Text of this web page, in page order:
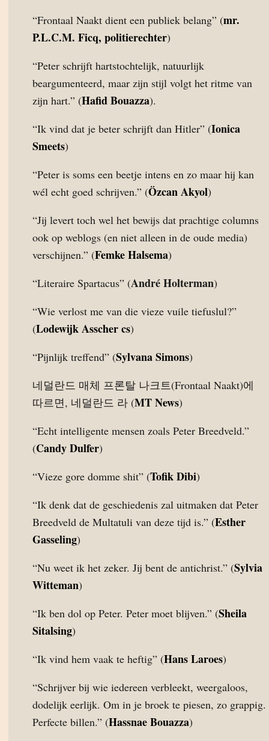
“Frontaal Naakt dient een publiek belang” (mr.
P.L.C.M. Ficq, politierechter)
“Peter schrijft hartstochtelijk, natuurlijk
beargumenteerd, maar zijn stijl volgt het ritme van
zijn hart.” (Hafid Bouazza).
“Ik vind dat je beter schrijft dan Hitler” (Ionica
Smeets)
“Peter is soms een beetje intens en zo maar hij kan
wél echt goed schrijven.” (Özcan Akyol)
“Jij levert toch wel het bewijs dat prachtige columns
ook op weblogs (en niet alleen in de oude media)
verschijnen.” (Femke Halsema)
“Literaire Spartacus” (André Holterman)
“Wie verlost me van die vieze vuile tiefuslul?”
(Lodewijk Asscher cs)
“Pijnlijk treffend” (Sylvana Simons)
네덜란드 매체 프론탈 나크트(Frontaal Naakt)에
따르면, 네덜란드 라 (MT News)
“Echt intelligente mensen zoals Peter Breedveld.”
(Candy Dulfer)
“Vieze gore domme shit” (Tofik Dibi)
“Ik denk dat de geschiedenis zal uitmaken dat Peter
Breedveld de Multatuli van deze tijd is.” (Esther
Gasseling)
“Nu weet ik het zeker. Jij bent de antichrist.” (Sylvia
Witteman)
“Ik ben dol op Peter. Peter moet blijven.” (Sheila
Sitalsing)
“Ik vind hem vaak te heftig” (Hans Laroes)
“Schrijver bij wie iedereen verbleekt, weergaloos,
dodelijk eerlijk. Om in je broek te piesen, zo grappig.
Perfecte billen.” (Hassnae Bouazza)